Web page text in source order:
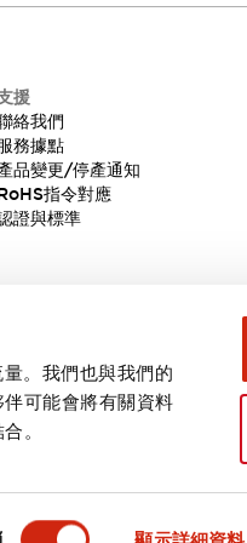
。我們也與我們的
可能會將有關資料
。
援
絡我們
務據點
品變更/停產通知
指令對應
證與標準